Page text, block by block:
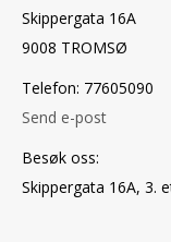
Skippergata 16A
9008 TROMSØ
Telefon: 77605090
Send e-post
Besøk oss:
Skippergata 16A, 3.